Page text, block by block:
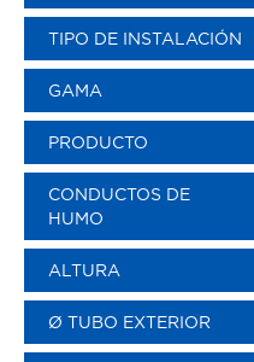
TIPO DE INSTALACIÓN
GAMA
PRODUCTO
CONDUCTOS DE
HUMO
ALTURA
Ø TUBO EXTERIOR